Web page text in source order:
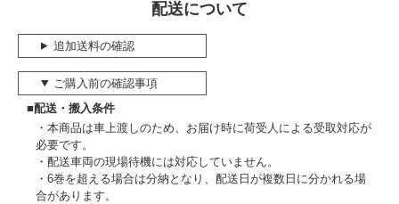
配送について
追加送料の確認
ご購入前の確認事項
■配送・搬入条件
本商品は車上渡しのため、お届け時に荷受人による受取対応が
必要です。
配送車両の現場待機には対応していません。
6巻を超える場合は分納となり、配送日が複数日に分かれる場
合があります。